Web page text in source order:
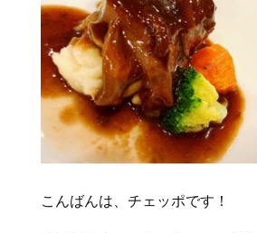
こんばんは、チェッポです！